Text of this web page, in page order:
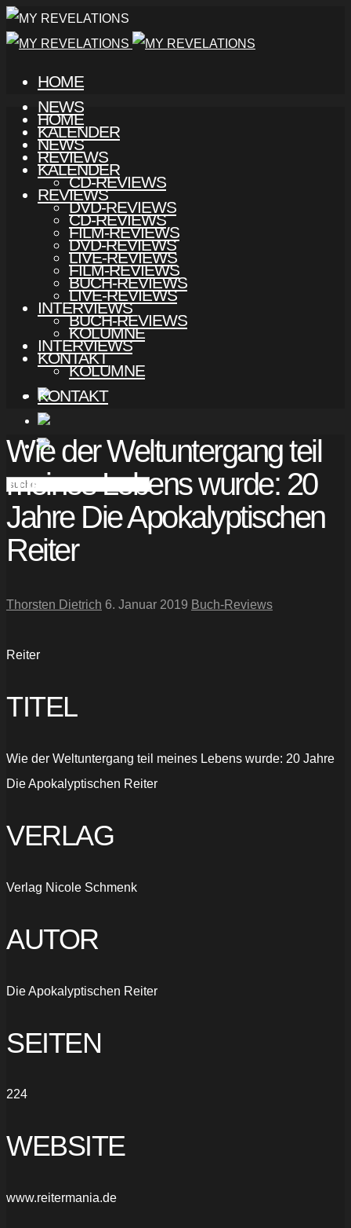
HOME
NEWS
KALENDER
REVIEWS
CD-REVIEWS
DVD-REVIEWS
FILM-REVIEWS
LIVE-REVIEWS
BUCH-REVIEWS
INTERVIEWS
KOLUMNE
KONTAKT
HOME
NEWS
KALENDER
REVIEWS
CD-REVIEWS
DVD-REVIEWS
FILM-REVIEWS
LIVE-REVIEWS
BUCH-REVIEWS
INTERVIEWS
KOLUMNE
KONTAKT
Wie der Weltuntergang teil
meines Lebens wurde: 20
Jahre Die Apokalyptischen
Reiter
Thorsten Dietrich 6. Januar 2019 Buch-Reviews
Reiter
TITEL
Wie der Weltuntergang teil meines Lebens wurde: 20 Jahre
Die Apokalyptischen Reiter
VERLAG
Verlag Nicole Schmenk
AUTOR
Die Apokalyptischen Reiter
SEITEN
224
WEBSITE
www.reitermania.de